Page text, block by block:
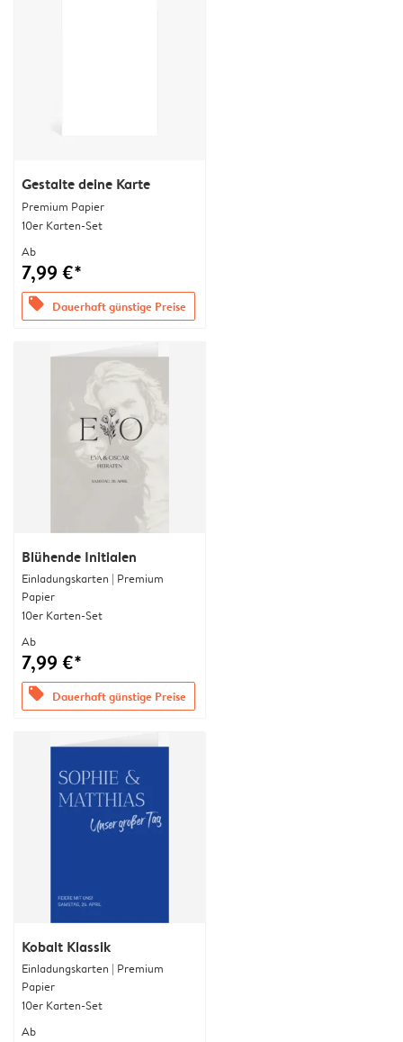
Gestalte deine Karte
Premium Papier
10er Karten-Set
Ab
7,99 €*
offers Dauerhaft günstige Preise
Blühende Initialen
Einladungskarten | Premium
Papier
10er Karten-Set
Ab
7,99 €*
offers Dauerhaft günstige Preise
Kobalt Klassik
Einladungskarten | Premium
Papier
10er Karten-Set
Ab